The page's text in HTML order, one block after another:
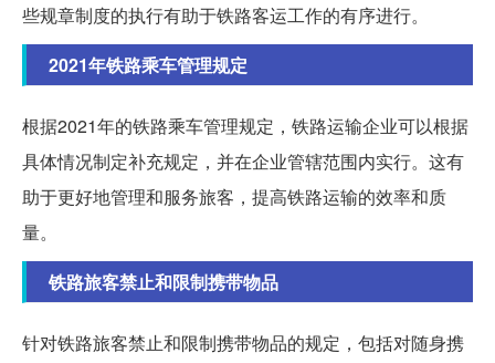
些规章制度的执行有助于铁路客运工作的有序进行。
2021年铁路乘车管理规定
根据2021年的铁路乘车管理规定，铁路运输企业可以根据
具体情况制定补充规定，并在企业管辖范围内实行。这有
助于更好地管理和服务旅客，提高铁路运输的效率和质
量。
铁路旅客禁止和限制携带物品
针对铁路旅客禁止和限制携带物品的规定，包括对随身携